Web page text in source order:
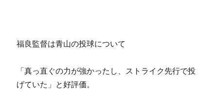
福良監督は青山の投球について
「真っ直ぐの力が強かったし、ストライク先行で投
げていた」と好評価。